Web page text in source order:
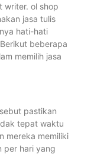
writer. ol shop
jasa tulis
hati-hati
beberapa
memilih jasa
pastikan
tepat waktu
mereka memiliki
per hari yang